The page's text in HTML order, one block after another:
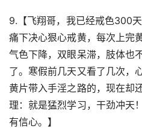
9.【飞翔哥，我已经戒色300
痛下决心狠心戒黄，每次上完
气色下降，双眼呆滞，肢体也
了。寒假前几天又看了几次，
黄片带入手淫之路的，现在却
理：就是猛烈学习，干劲冲天
有信心。】